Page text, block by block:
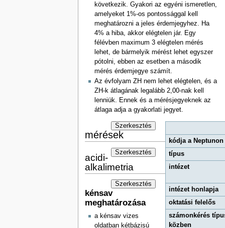
következik. Gyakori az egyéni ismeretlen,
amelyeket 1%-os pontossággal kell
meghatározni a jeles érdemjegyhez. Ha
4% a hiba, akkor elégtelen jár. Egy
félévben maximum 3 elégtelen mérés
lehet, de bármelyik mérést lehet egyszer
pótolni, ebben az esetben a második
mérés érdemjegye számít.
Az évfolyam ZH nem lehet elégtelen, és a
ZH-k átlagának legalább 2,00-nak kell
lenniük. Ennek és a mérésjegyeknek az
átlaga adja a gyakorlati jegyet.
kódja a Neptunon
típus
intézet
intézet honlapja
oktatási felelős
számonkérés
közben
Szerkesztés
mérések
Szerkesztés
acidi-
alkalimetria
Szerkesztés
kénsav
meghatározása
a kénsav vizes
oldatban kétbázisú